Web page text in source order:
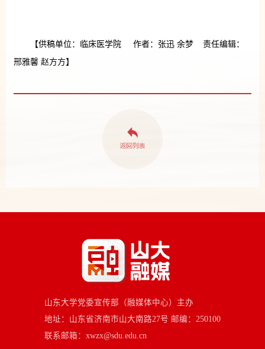
【供稿单位：临床医学院 作者：张迅 余梦 责任编辑：
邢雅馨 赵方方】
山东大学党委宣传部（融媒体中心）主办
地址：山东省济南市山大南路27号 邮编：250100
联系邮箱：xwzx@sdu.edu.cn